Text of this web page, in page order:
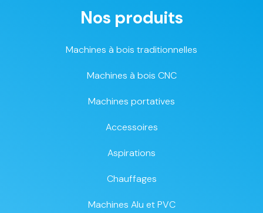
Nos produits
Machines à bois traditionnelles
Machines à bois CNC
Machines portatives
Accessoires
Aspirations
Chauffages
Machines Alu et PVC